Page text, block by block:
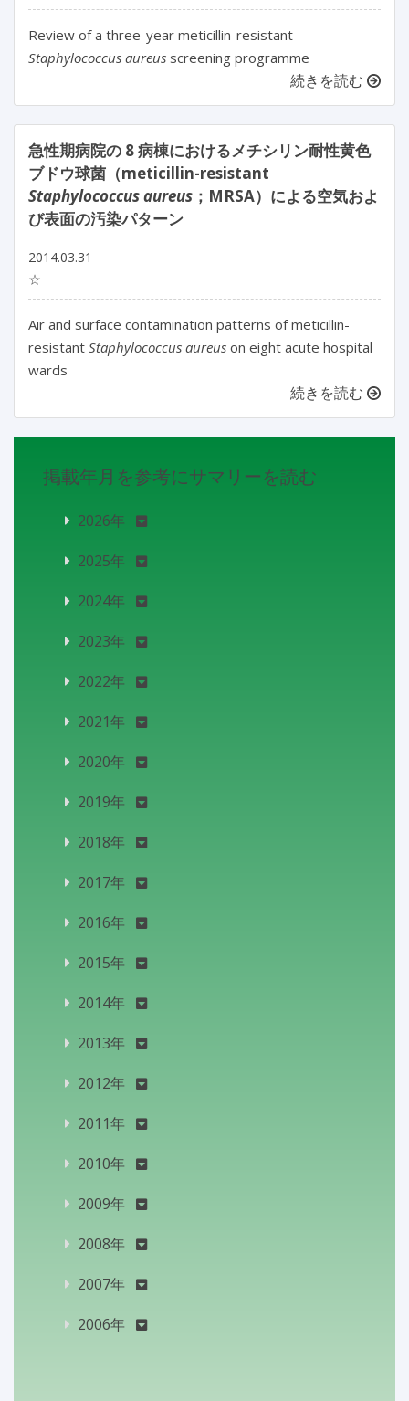
Review of a three-year meticillin-resistant
Staphylococcus aureus screening programme
続きを読む
急性期病院の 8 病棟におけるメチシリン耐性黄色
ブドウ球菌（meticillin-resistant
Staphylococcus aureus ；MRSA）による空気およ
び表面の汚染パターン
2014.03.31
☆
Air and surface contamination patterns of meticillin-
resistant Staphylococcus aureus on eight acute hospital
wards
続きを読む
掲載年月を参考にサマリーを読む
2026年
2025年
2024年
2023年
2022年
2021年
2020年
2019年
2018年
2017年
2016年
2015年
2014年
2013年
2012年
2011年
2010年
2009年
2008年
2007年
2006年